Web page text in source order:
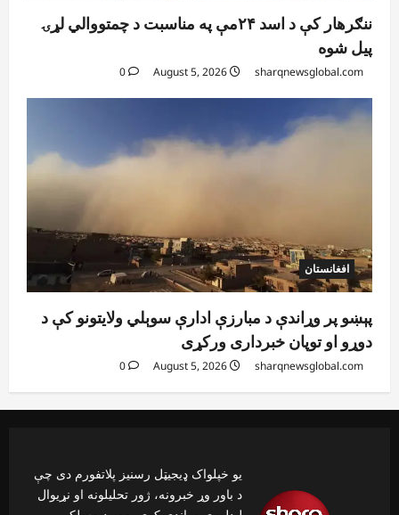
ننګرهار کې د اسد ۲۴مې په مناسبت د چمتووالي لړۍ
پیل شوه
sharqnewsglobal.com
0
افغانستان
پېښو پر وړاندې د مبارزې ادارې سوېلي ولایتونو کې د
دوړو او توپان خبرداری ورکړی
sharqnewsglobal.com
0
یو خپلواک ډیجیټل رسنیز پلاتفورم دی چې
د باور وړ خبرونه، ژور تحلیلونه او نړیوال